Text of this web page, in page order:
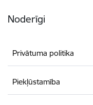
Noderīgi
Privātuma politika
Piekļūstamība